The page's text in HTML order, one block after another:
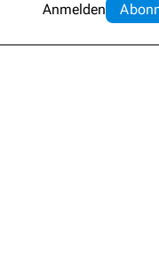
Anmelden Abo